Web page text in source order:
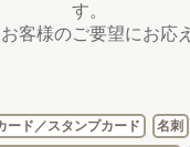
す。
客様のご要望にお応
ード／スタンプカード 名刺